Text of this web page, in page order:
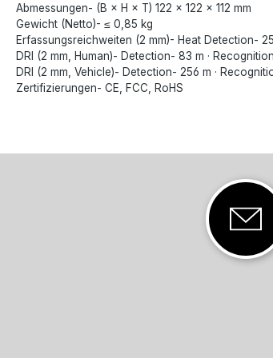
Abmessungen- (B × H × T) 122 × 122 × 112 mm
Gewicht (Netto)- ≤ 0,85 kg
Erfassungsreichweiten (2 mm)- Heat Detection-
DRI (2 mm, Human)- Detection- 83 m ·
DRI (2 mm, Vehicle)- Detection- 256 m ·
Zertifizierungen- CE, FCC, RoHS